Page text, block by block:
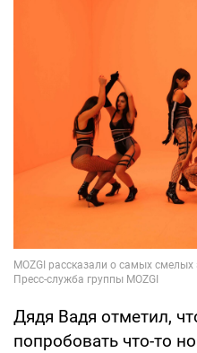
Дядя Вадя отметил,
попробовать что-то